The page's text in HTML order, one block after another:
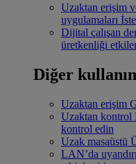
Uzaktan erişim
uygulamaları
Dijital çalışan
üretkenliği
Diğer
Uzaktan erişim
Uzaktan kontrol
kontrol edin
Uzak masaüstü
LAN’da